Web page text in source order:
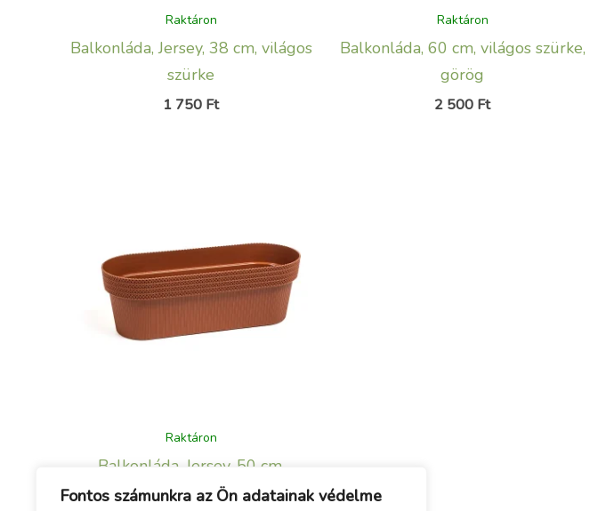
Fontos számunkra az Ön adatainak védelme
Raktáron
Balkonláda, Jersey, 38 cm, világos
szürke
1 750 Ft
Raktáron
Balkonláda, 60 cm, világos szürke,
görög
2 500 Ft
Raktáron
Balkonláda, Jersey, 50 cm,
terrakotta